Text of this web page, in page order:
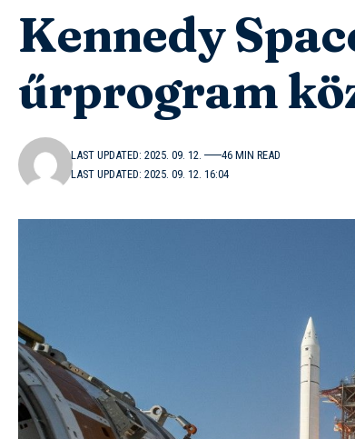
Kennedy
űrprogram
LAST UPDATED: 2025. 09. 12. 16:04
LAST UPDATED: 2025. 09. 12. 46 MIN READ